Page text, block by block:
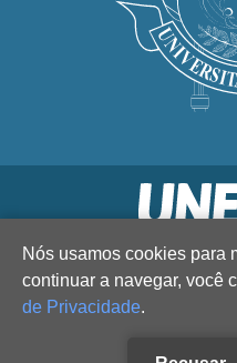
Nós usamos cookies para
continuar a navegar, você
de Privacidade.